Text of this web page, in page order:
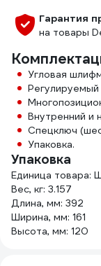
Гарантия
на товары
Угловая
Внутренний и
Спецключ
Упаковка.
Упаковка
Единица товара:
Вес, кг: 3.157
Длина, мм: 392
Ширина, мм: 161
Высота, мм: 120